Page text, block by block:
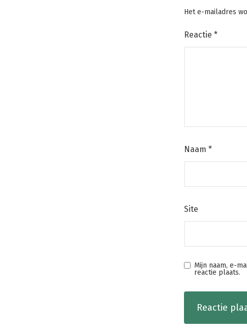
Het e-mailadres
Reactie *
Naam *
Site
Mijn naam, e-
reactie plaats.